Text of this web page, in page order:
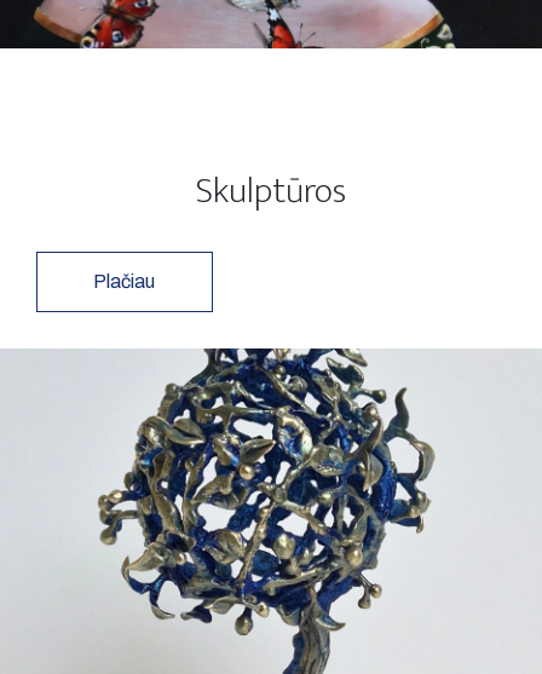
Skulptūros
Plačiau